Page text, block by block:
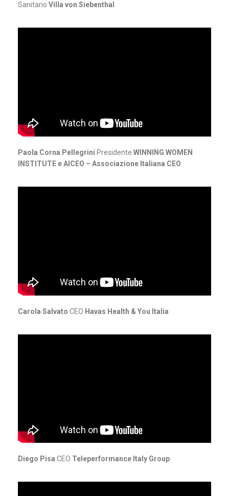
Sanitario Villa von Siebenthal
Paola Corna Pellegrini Presidente WINNING WOMEN
INSTITUTE e AICEO – Associazione Italiana CEO
Carola Salvato CEO Havas Health & You Italia
Diego Pisa CEO Teleperformance Italy Group